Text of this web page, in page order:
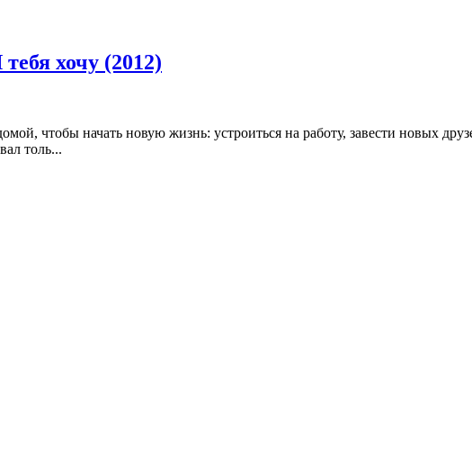
хочу (2012)
чтобы начать новую жизнь: устроиться на работу, завести новых
толь...